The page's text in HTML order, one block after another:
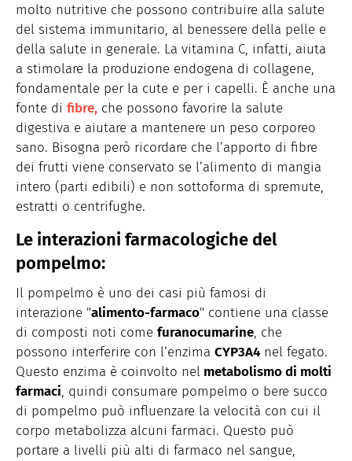
molto nutritive che possono contribuire alla salute
del sistema immunitario, al benessere della pelle e
della salute in generale. La vitamina C, infatti, aiuta
a stimolare la produzione endogena di collagene,
fondamentale per la cute e per i capelli. È anche una
fonte di fibre, che possono favorire la salute
digestiva e aiutare a mantenere un peso corporeo
sano. Bisogna però ricordare che l’apporto di fibre
dei frutti viene conservato se l’alimento di mangia
intero (parti edibili) e non sottoforma di spremute,
estratti o centrifughe.
Le interazioni farmacologiche del
pompelmo:
Il pompelmo è uno dei casi più famosi di
interazione "alimento-farmaco" contiene una classe
di composti noti come furanocumarine, che
possono interferire con l’enzima CYP3A4 nel fegato.
Questo enzima è coinvolto nel metabolismo di molti
farmaci, quindi consumare pompelmo o bere succo
di pompelmo può influenzare la velocità con cui il
corpo metabolizza alcuni farmaci. Questo può
portare a livelli più alti di farmaco nel sangue,